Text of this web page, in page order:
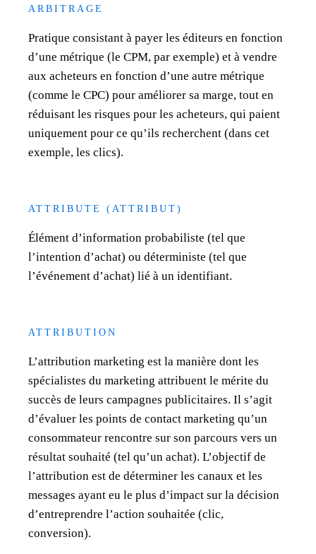
ARBITRAGE
Pratique consistant à payer les éditeurs en fonction
d’une métrique (le CPM, par exemple) et à vendre
aux acheteurs en fonction d’une autre métrique
(comme le CPC) pour améliorer sa marge, tout en
réduisant les risques pour les acheteurs, qui paient
uniquement pour ce qu’ils recherchent (dans cet
exemple, les clics).
ATTRIBUTE (ATTRIBUT)
Élément d’information probabiliste (tel que
l’intention d’achat) ou déterministe (tel que
l’événement d’achat) lié à un identifiant.
ATTRIBUTION
L’attribution marketing est la manière dont les
spécialistes du marketing attribuent le mérite du
succès de leurs campagnes publicitaires. Il s’agit
d’évaluer les points de contact marketing qu’un
consommateur rencontre sur son parcours vers un
résultat souhaité (tel qu’un achat). L’objectif de
l’attribution est de déterminer les canaux et les
messages ayant eu le plus d’impact sur la décision
d’entreprendre l’action souhaitée (clic,
conversion).